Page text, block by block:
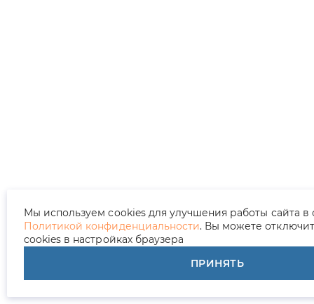
Мы используем cookies для улучшения работы сайта в
Политикой конфиденциальности. Вы можете
cookies в настройках браузера
ПРИНЯТЬ